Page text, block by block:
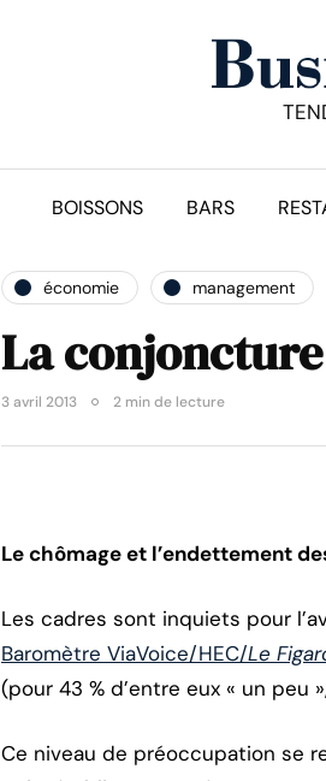
BOISSONS BARS
économie management
La
3 avril 2013 2 min de lecture
Le chômage et l’endettement
Les cadres sont inquiets pour
Baromètre ViaVoice/HEC/Le
(pour 43 % d’entre eux « un peu
Ce niveau de préoccupation se